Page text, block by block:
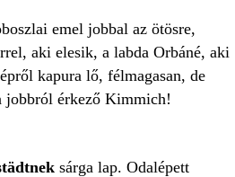
emel jobbal az ötösre,
aki elesik, a labda Orbáné, aki
kapura lő, félmagasan, de
jobbról érkező Kimmich!
sárga lap. Odalépett